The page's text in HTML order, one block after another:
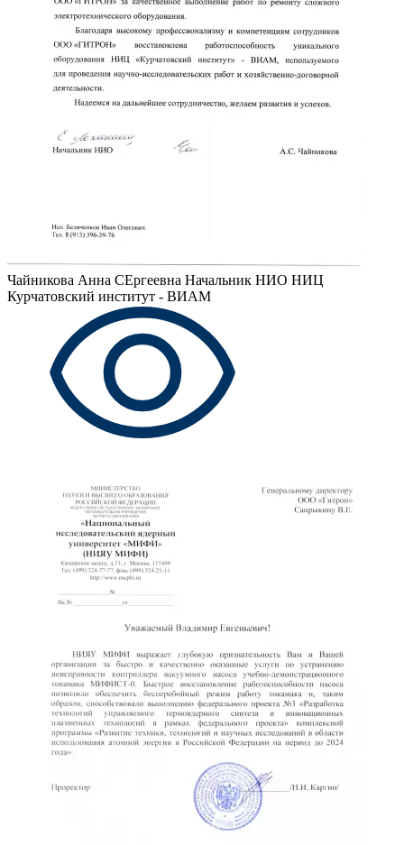
Чайникова Анна СЕргеевна Начальник НИО НИЦ
Курчатовский институт - ВИАМ